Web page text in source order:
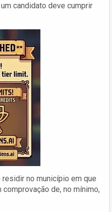
candidato deve cumprir
residir no município em que
de, no mínimo,